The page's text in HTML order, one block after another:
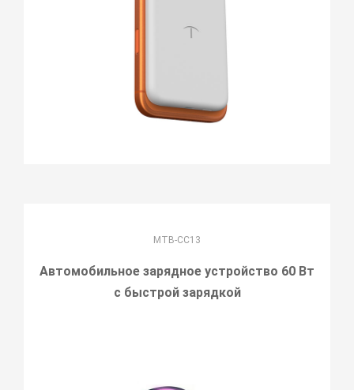
MTB-CC13
Автомобильное зарядное устройство 60 Вт
с быстрой зарядкой